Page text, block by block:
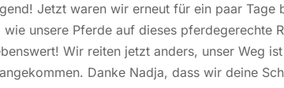
Jetzt waren wir erneut für ein paar
wie unsere Pferde auf dieses pferdegerechte
Wir reiten jetzt anders, unser Weg
Danke Nadja, dass wir deine